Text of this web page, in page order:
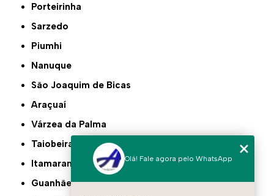
Porteirinha
Sarzedo
Piumhi
Nanuque
São Joaquim de Bicas
Araçuaí
Várzea da Palma
Taiobeiras
Itamarandiba
Guanhães
Olá! Fale agora pelo WhatsApp